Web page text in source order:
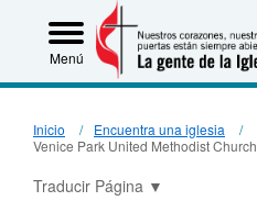
Menú
Inicio
Encuentra una iglesia
Venice Park United Methodist Church
Traducir Página ▼